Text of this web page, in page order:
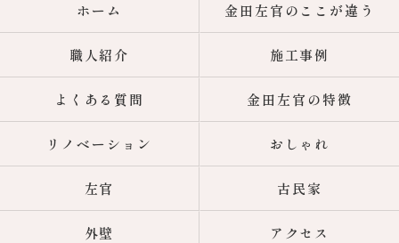
ホーム 金田左官のここが違う
職人紹介 施工事例
よくある質問 金田左官の特徴
リノベーション おしゃれ
左官 古民家
外壁 アクセス